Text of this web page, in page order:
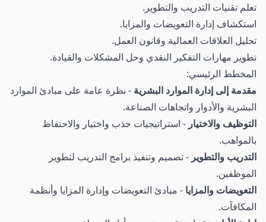
تعلم تقنيات التدريب والتطوير.
استكشاف إدارة التعويضات والمزايا.
تحليل العلاقات العمالية وقانون العمل.
تطوير مهارات التفكير النقدي وحل المشكلات والقيادة.
المخطط الرئيسي:
مقدمة إلى إدارة الموارد البشرية - نظرة عامة على مبادئ الموارد
البشرية والأدوار واتجاهات الصناعة.
التوظيف والاختيار - استراتيجيات جذب واختيار والاحتفاظ
بالمواهب.
التدريب والتطوير - تصميم وتنفيذ برامج التدريب لتطوير
الموظفين.
التعويضات والمزايا - مبادئ التعويضات وإدارة المزايا وأنظمة
المكافآت.